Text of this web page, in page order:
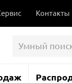
Контакты